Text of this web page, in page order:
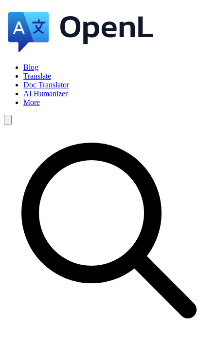
Blog
Translate
Doc Translator
AI Humanizer
More